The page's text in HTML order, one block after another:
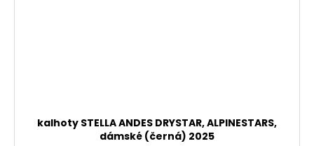
kalhoty STELLA ANDES DRYSTAR, ALPINESTARS,
dámské (černá) 2025